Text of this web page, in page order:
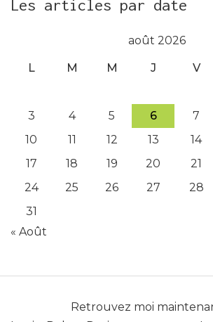
Les articles par date
août 2026
L M M J V
3
4 5 6 7
10
11 12 13 14
17
18 19 20 21
24
25 26 27 28
31
« Août
Retrouvez moi